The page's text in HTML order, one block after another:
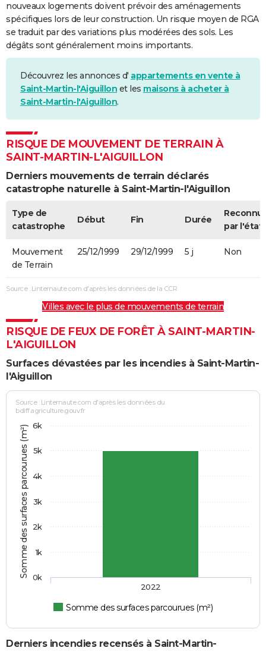
nouveaux logements doivent prévoir des aménagements
spécifiques lors de leur construction. Un risque moyen de RGA
se traduit par des variations plus modérées des sols. Les
dégâts sont généralement moins importants.
Découvrez les annonces d' appartements en vente à
Saint-Martin-l'Aiguillon et les maisons à acheter à
Saint-Martin-l'Aiguillon.
RISQUE DE MOUVEMENT DE TERRAIN À
SAINT-MARTIN-L'AIGUILLON
Derniers mouvements de terrain déclarés
catastrophe naturelle à Saint-Martin-l'Aiguillon
Type de
catastrophe
Début Fin Durée
par l'état
Mouvement
de Terrain
25/12/1999 29/12/1999 5 j Non
Source : Linternaute.com d'après les données de la CCR
Villes avec le plus de mouvements de terrain
RISQUE DE FEUX DE FORÊT À SAINT-MARTIN-
L'AIGUILLON
Surfaces dévastées par les incendies à Saint-Martin-
l'Aiguillon
Somme des surfaces parcourues (m²)
Source : Linternaute.com d'après les données du
bdiff.agriculture.gouv.fr
Somme des surfaces parcourues (m²)
2022
0k
1k
2k
3k
4k
5k
6k
Derniers incendies recensés à Saint-Martin-